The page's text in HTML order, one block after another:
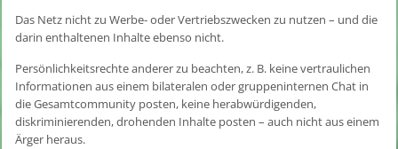
Das Netz nicht zu Werbe- oder Vertriebszwecken zu nutzen – und die
darin enthaltenen Inhalte ebenso nicht.
Persönlichkeitsrechte anderer zu beachten, z. B. keine vertraulichen
Informationen aus einem bilateralen oder gruppeninternen Chat in
die Gesamtcommunity posten, keine herabwürdigenden,
diskriminierenden, drohenden Inhalte posten – auch nicht aus einem
Ärger heraus.